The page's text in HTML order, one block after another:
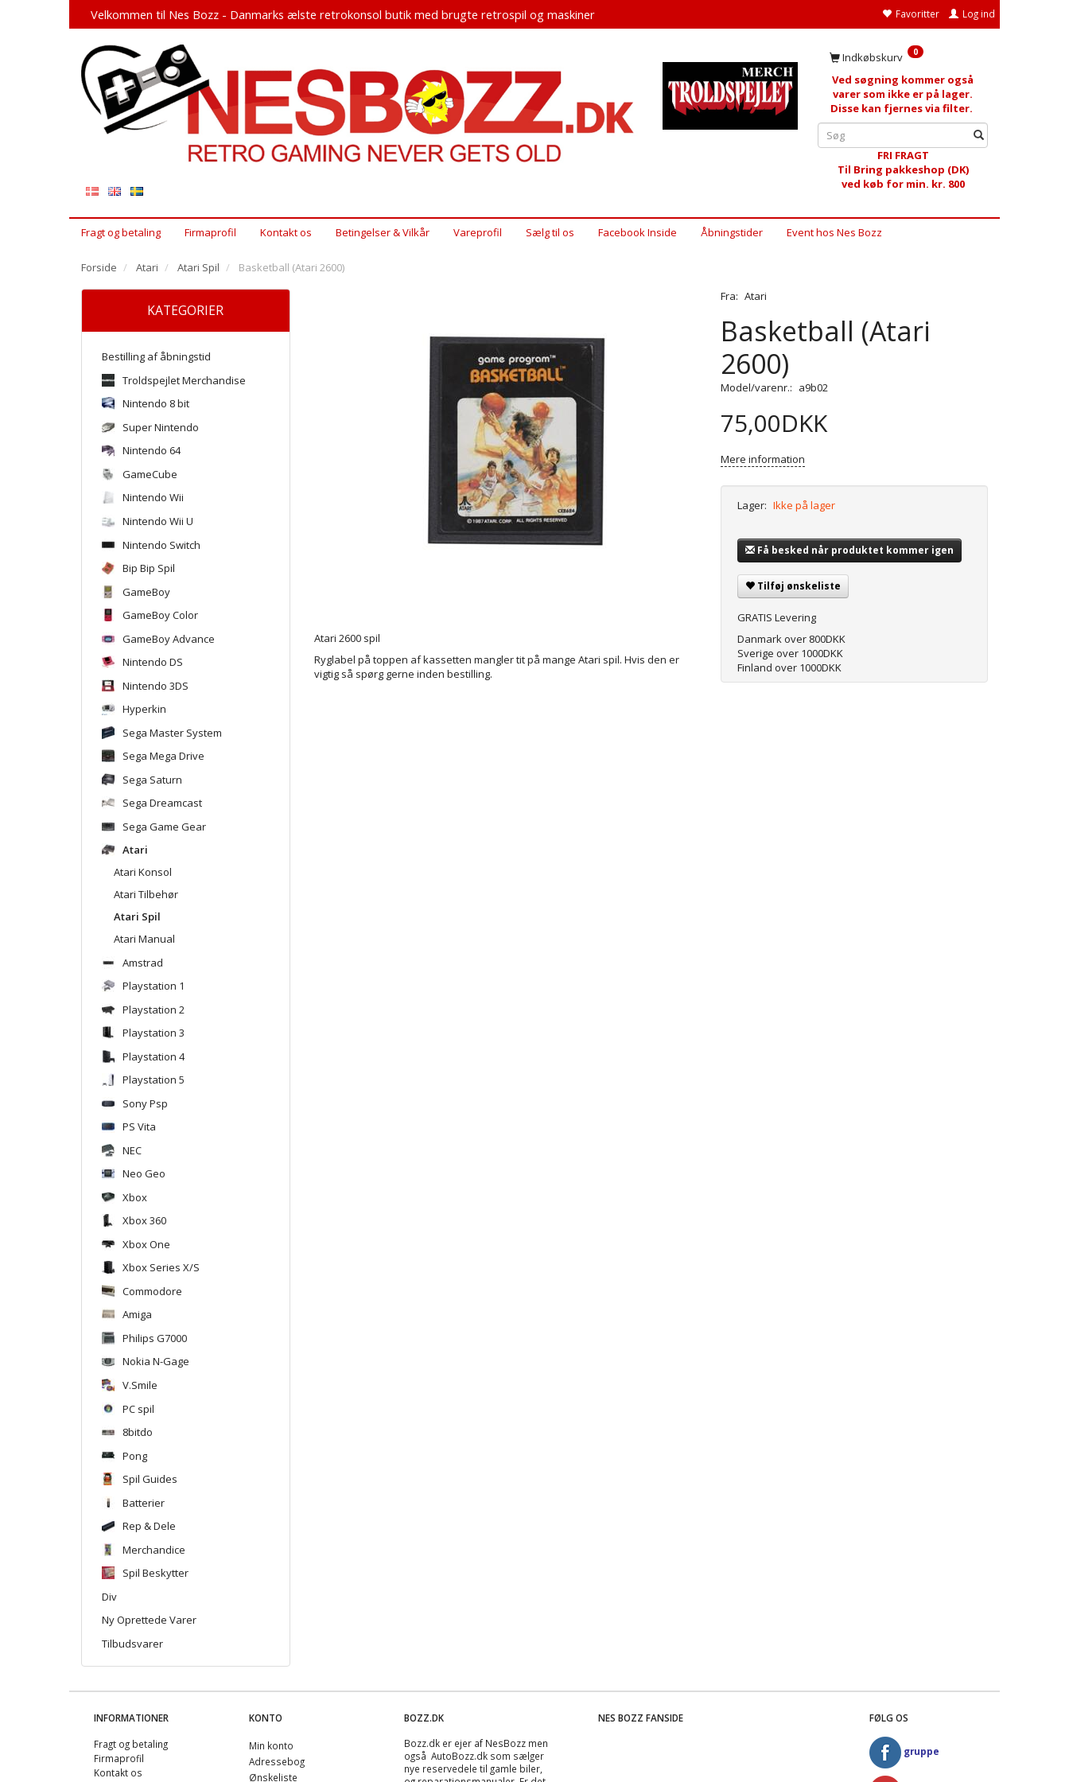
Favoritter Log ind
Velkommen til Nes Bozz - Danmarks ælste retrokonsol butik med brugte retrospil og maskiner
Indkøbskurv 0
Ved søgning kommer også
varer som ikke er på lager.
Disse kan fjernes via filter.
FRI FRAGT
Til Bring pakkeshop (DK)
ved køb for min. kr. 800
Fragt og betaling Firmaprofil Kontakt os Betingelser & Vilkår Vareprofil Sælg til os Facebook Inside Åbningstider Event hos Nes Bozz
Forside Atari Atari Spil Basketball (Atari 2600)
KATEGORIER
Bestilling af åbningstid
Troldspejlet Merchandise
Nintendo 8 bit
Super Nintendo
Nintendo 64
GameCube
Nintendo Wii
Nintendo Wii U
Nintendo Switch
Bip Bip Spil
GameBoy
GameBoy Color
GameBoy Advance
Nintendo DS
Nintendo 3DS
Hyperkin
Sega Master System
Sega Mega Drive
Sega Saturn
Sega Dreamcast
Sega Game Gear
Atari
Atari Konsol
Atari Tilbehør
Atari Spil
Atari Manual
Amstrad
Playstation 1
Playstation 2
Playstation 3
Playstation 4
Playstation 5
Sony Psp
PS Vita
NEC
Neo Geo
Xbox
Xbox 360
Xbox One
Xbox Series X/S
Commodore
Amiga
Philips G7000
Nokia N-Gage
V.Smile
PC spil
8bitdo
Pong
Spil Guides
Batterier
Rep & Dele
Merchandice
Spil Beskytter
Div
Ny Oprettede Varer
Tilbudsvarer
Atari 2600 spil
Ryglabel på toppen af kassetten mangler tit på mange Atari spil. Hvis den er
vigtig så spørg gerne inden bestilling.
Fra: Atari
Basketball (Atari
2600)
Model/varenr.: a9b02
75,00DKK
Mere information
Lager: Ikke på lager
Få besked når produktet kommer igen
Tilføj ønskeliste
GRATIS Levering
Danmark over 800DKK
Sverige over 1000DKK
Finland over 1000DKK
INFORMATIONER
Fragt og betaling
Firmaprofil
Kontakt os
KONTO
Min konto
Adressebog
Ønskeliste
BOZZ.DK
Bozz.dk er ejer af NesBozz men
også AutoBozz.dk som sælger
nye reservedele til gamle biler,
NES BOZZ FANSIDE FØLG OS
gruppe